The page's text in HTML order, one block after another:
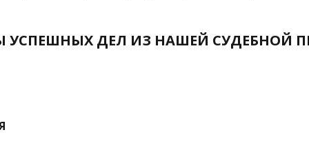
УСПЕШНЫХ ДЕЛ ИЗ НАШЕЙ СУДЕБНОЙ